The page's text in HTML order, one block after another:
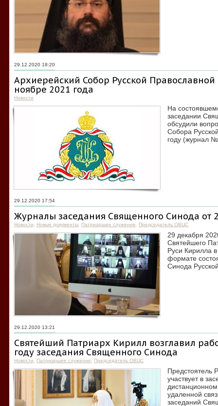
29.12.2020 18:20
Архиерейский Собор Русской Православной
ноябре 2021 года
Новости
На
заседании
обсудили
Собора
году (журнал
29.12.2020 17:54
Журналы заседания Священного Синода от
Новости Новые документы Патриаршее служение Председатель ОВЦС
29 декабря
Святейшего
Руси Кирилла
формате
Синода
29.12.2020 13:21
Святейший Патриарх Кирилл возглавил
году заседания Священного Синода
Новости Патриаршее служение Председатель ОВЦС
Предстоятель
участвует в
удаленной
заседаний